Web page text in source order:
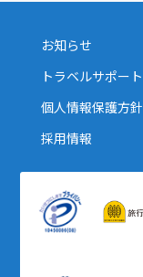
お知らせ
トラベルサポート
個人情報保護方針
採用情報